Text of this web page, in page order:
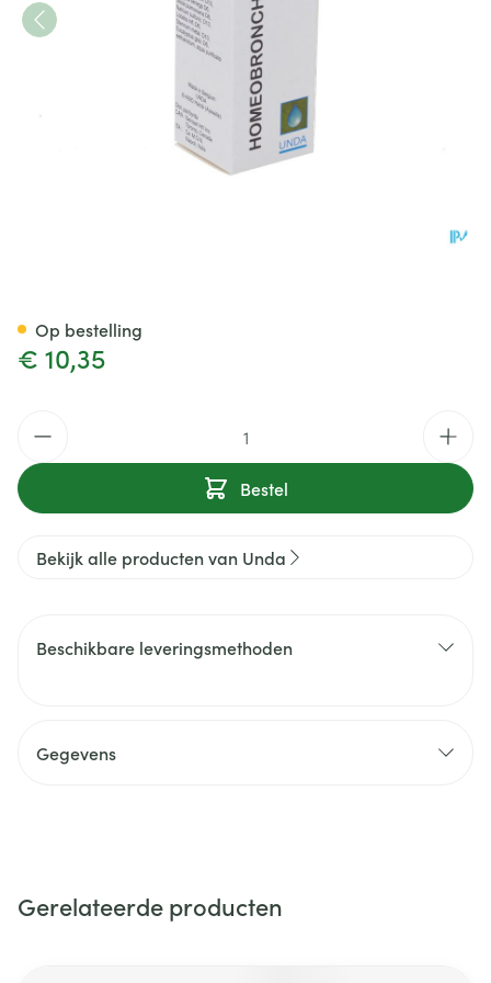
€ 10,35
Bestel
Op bestelling
Bekijk alle producten van Unda
Beschikbare leveringsmethoden
Gegevens
Gerelateerde producten